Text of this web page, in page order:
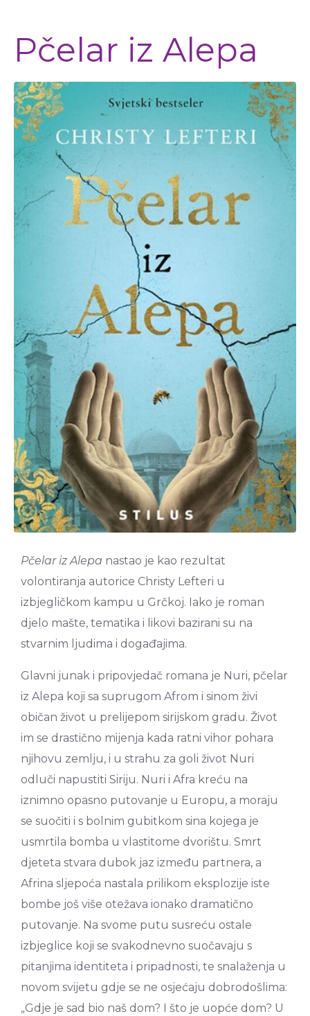
Pčelar iz Alepa
Pčelar iz Alepa nastao je kao rezultat
volontiranja autorice Christy Lefteri u
izbjegličkom kampu u Grčkoj. Iako je roman
djelo mašte, tematika i likovi bazirani su na
stvarnim ljudima i događajima.
Glavni junak i pripovjedač romana je Nuri, pčelar
iz Alepa koji sa suprugom Afrom i sinom živi
običan život u prelijepom sirijskom gradu. Život
im se drastično mijenja kada ratni vihor pohara
njihovu zemlju, i u strahu za goli život Nuri
odluči napustiti Siriju. Nuri i Afra kreću na
iznimno opasno putovanje u Europu, a moraju
se suočiti i s bolnim gubitkom sina kojega je
usmrtila bomba u vlastitome dvorištu. Smrt
djeteta stvara dubok jaz između partnera, a
Afrina sljepoća nastala prilikom eksplozije iste
bombe još više otežava ionako dramatično
putovanje. Na svome putu susreću ostale
izbjeglice koji se svakodnevno suočavaju s
pitanjima identiteta i pripadnosti, te snalaženja u
novom svijetu gdje se ne osjećaju dobrodošlima:
„Gdje je sad bio naš dom? I što je uopće dom? U